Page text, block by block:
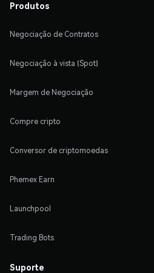
Produtos
Negociação de Contratos
Negociação à vista (Spot)
Margem de Negociação
Compre cripto
Conversor de criptomoedas
Phemex Earn
Launchpool
Trading Bots
Suporte